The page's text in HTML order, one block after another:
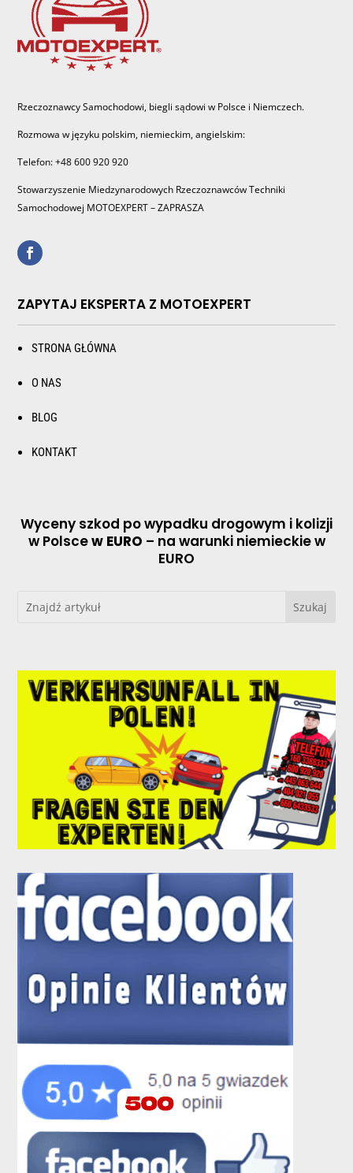
Rzeczoznawcy Samochodowi, biegli sądowi w Polsce i Niemczech.
Rozmowa w języku polskim, niemieckim, angielskim:
Telefon: +48 600 920 920
Stowarzyszenie Miedzynarodowych Rzeczoznawców Techniki
Samochodowej MOTOEXPERT – ZAPRASZA
ZAPYTAJ EKSPERTA Z MOTOEXPERT
STRONA GŁÓWNA
O NAS
BLOG
KONTAKT
Wyceny szkod po wypadku drogowym i kolizji
w Polscew EURO – na warunki niemieckie w
EURO